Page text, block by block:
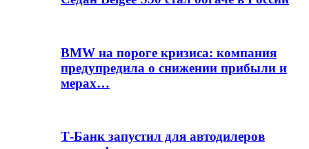
BMW на пороге кризиса: компания
предупредила о снижении прибыли и
мерах…
Т-Банк запустил для автодилеров